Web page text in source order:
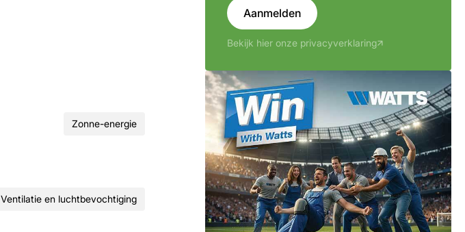
Zonne-energie
Ventilatie en luchtbevochtiging
Aanmelden
Bekijk hier onze privacyverklaring